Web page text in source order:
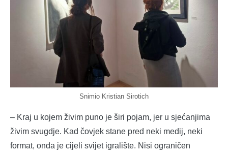
Snimio Kristian Sirotich
– Kraj u kojem živim puno je širi pojam, jer u sjećanjima
živim svugdje. Kad čovjek stane pred neki medij, neki
format, onda je cijeli svijet igralište. Nisi ograničen